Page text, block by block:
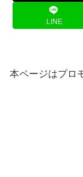
LINE
本ページはプロ